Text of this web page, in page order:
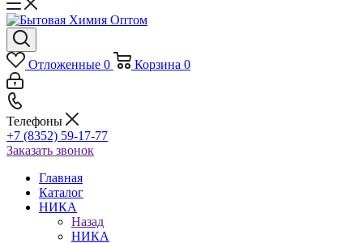
Отложенные 0 Корзина 0
Телефоны
+7 (8352) 59-17-77
Заказать звонок
Главная
Каталог
НИКА
Назад
НИКА